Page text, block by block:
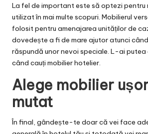
La fel de important este să optezi pentru
utilizat în mai multe scopuri. Mobilierul
folosit pentru amenajarea unităților de
dovedește a fi de mare ajutor atunci
răspundă unor nevoi speciale. L-ai putea
când cauți mobilier hotelier.
Alege mobilier
mutat
În final, gândește-te doar că vei face